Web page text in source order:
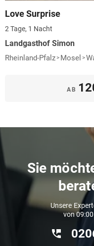
Love Surprise
2 Tage, 1 Nacht
Landgasthof Simon
Rheinland-Pfalz Mosel
AB
Sie
Unsere
von